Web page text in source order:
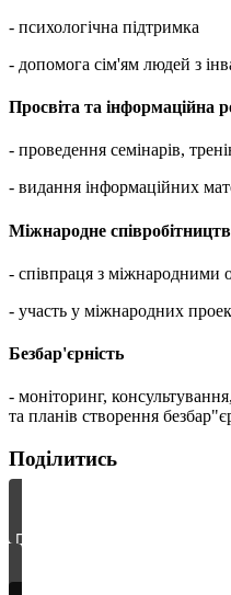
- психологічна підтримка
- допомога сім'ям людей з
Просвіта та інформаційна
- проведення семінарів,
- видання інформаційних
Міжнародне
- співпраця з міжнародними
- участь у міжнародних
Безбар'єрність
- моніторинг,
та планів створення
Поділитись